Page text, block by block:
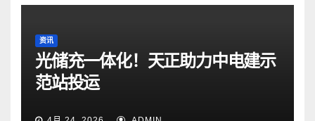
资讯
光储充一体化！天正助力中电建示
范站投运